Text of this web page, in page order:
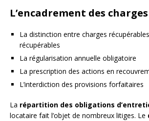
L’encadrement des
La distinction entre charges
récupérables
La régularisation annuelle obligatoire
La prescription des actions en
L’interdiction des provisions forfaitaires
La répartition des obligations
locataire fait l’objet de nombreux litiges. Le